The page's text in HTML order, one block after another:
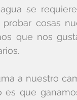
se
cosas
que nos
a nuestro
que